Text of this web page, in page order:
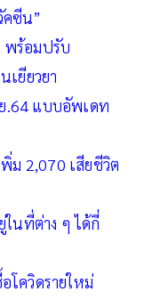
คซีน”
พร้อมปรับ
เยียวยา
.64 แบบอัพเดท
ม 2,070 เสียชีวิต
ในที่ต่าง ๆ ได้กี่
โควิดรายใหม่